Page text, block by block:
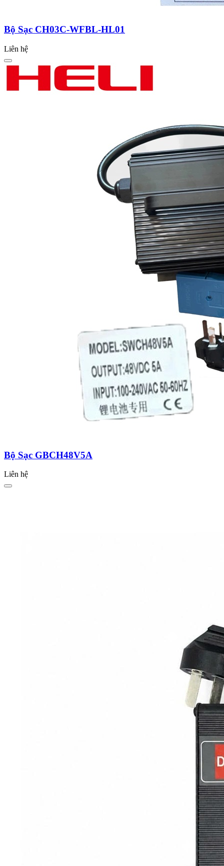
Bộ Sạc CH03C-WFBL-HL01
Liên hệ
Bộ Sạc GBCH48V5A
Liên hệ